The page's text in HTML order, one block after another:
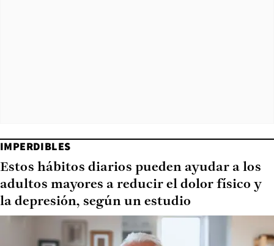
IMPERDIBLES
Estos hábitos diarios pueden ayudar a los
adultos mayores a reducir el dolor físico y
la depresión, según un estudio